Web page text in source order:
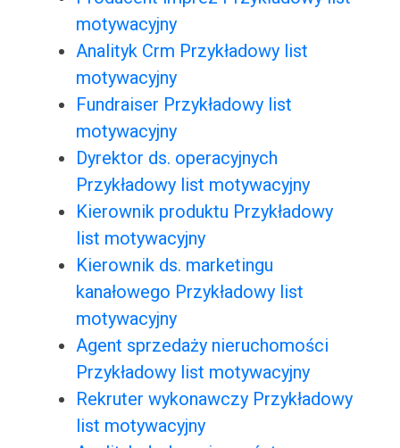
motywacyjny
Analityk Crm Przykładowy list
motywacyjny
Fundraiser Przykładowy list
motywacyjny
Dyrektor ds. operacyjnych
Przykładowy list motywacyjny
Kierownik produktu Przykładowy
list motywacyjny
Kierownik ds. marketingu
kanałowego Przykładowy list
motywacyjny
Agent sprzedaży nieruchomości
Przykładowy list motywacyjny
Rekruter wykonawczy Przykładowy
list motywacyjny